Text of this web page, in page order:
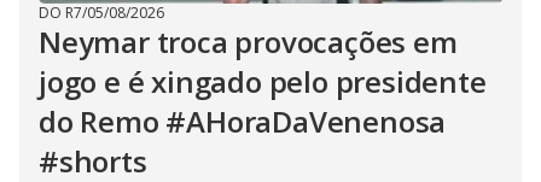
DO R7/05/08/2026
Neymar troca provocações em
jogo e é xingado pelo presidente
do Remo #AHoraDaVenenosa
#shorts